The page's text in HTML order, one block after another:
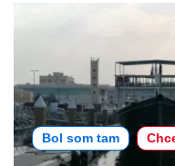
Bol som tam